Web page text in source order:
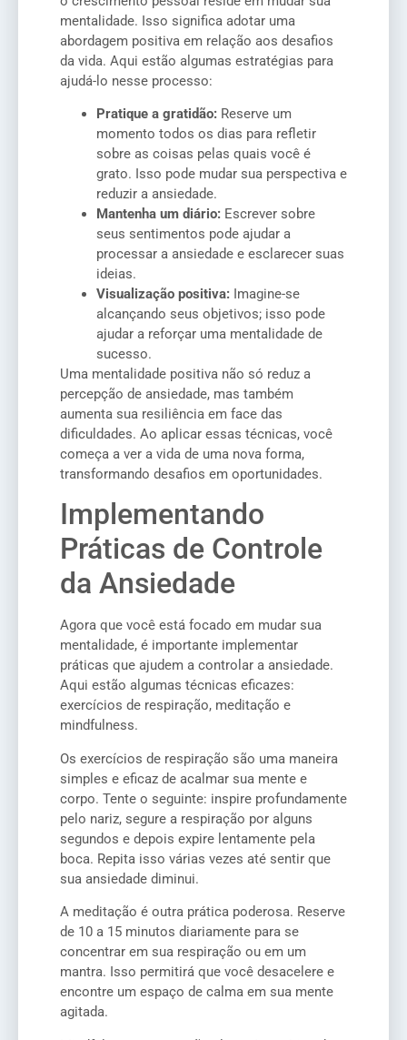
mentalidade. Isso significa adotar uma
abordagem positiva em relação aos desafios
da vida. Aqui estão algumas estratégias para
ajudá-lo nesse processo:
Pratique a gratidão: Reserve um
momento todos os dias para refletir
sobre as coisas pelas quais você é
grato. Isso pode mudar sua perspectiva e
reduzir a ansiedade.
Mantenha um diário: Escrever sobre
seus sentimentos pode ajudar a
processar a ansiedade e esclarecer suas
ideias.
Visualização positiva: Imagine-se
alcançando seus objetivos; isso pode
ajudar a reforçar uma mentalidade de
sucesso.
Uma mentalidade positiva não só reduz a
percepção de ansiedade, mas também
aumenta sua resiliência em face das
dificuldades. Ao aplicar essas técnicas, você
começa a ver a vida de uma nova forma,
transformando desafios em oportunidades.
Implementando
Práticas de Controle
da Ansiedade
Agora que você está focado em mudar sua
mentalidade, é importante implementar
práticas que ajudem a controlar a ansiedade.
Aqui estão algumas técnicas eficazes:
exercícios de respiração, meditação e
mindfulness.
Os exercícios de respiração são uma maneira
simples e eficaz de acalmar sua mente e
corpo. Tente o seguinte: inspire profundamente
pelo nariz, segure a respiração por alguns
segundos e depois expire lentamente pela
boca. Repita isso várias vezes até sentir que
sua ansiedade diminui.
A meditação é outra prática poderosa. Reserve
de 10 a 15 minutos diariamente para se
concentrar em sua respiração ou em um
mantra. Isso permitirá que você desacelere e
encontre um espaço de calma em sua mente
agitada.